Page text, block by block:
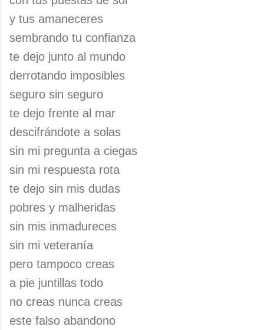
y tus amaneceres
sembrando tu confianza
te dejo junto al mundo
derrotando imposibles
seguro sin seguro
te dejo frente al mar
descifrándote a solas
sin mi pregunta a ciegas
sin mi respuesta rota
te dejo sin mis dudas
pobres y malheridas
sin mis inmadureces
sin mi veteranía
pero tampoco creas
a pie juntillas todo
no creas nunca creas
este falso abandono